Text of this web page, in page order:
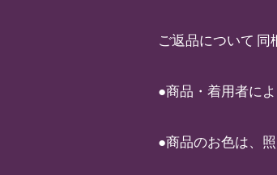
ご返品について 同
●商品・着用者に
●商品のお色は、